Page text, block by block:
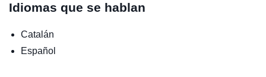
Idiomas que se hablan
Catalán
Español